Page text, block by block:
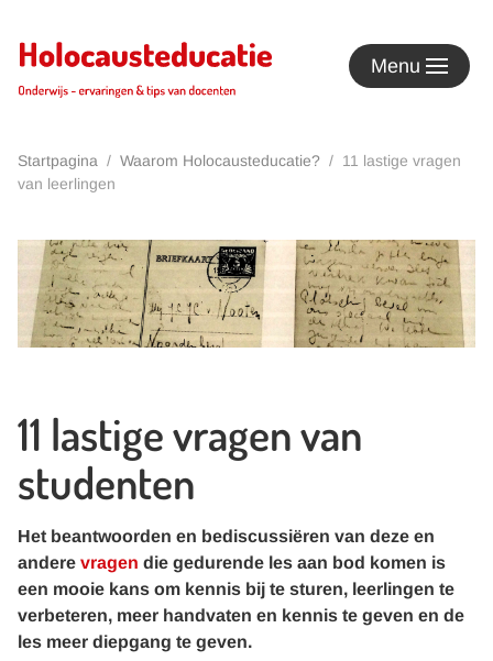
Terug naar hoofdinhoud Menu
Startpagina Waarom Holocausteducatie?
11 lastige vragen
van leerlingen
11 lastige vragen van
studenten
Het beantwoorden en bediscussiëren van deze en
andere vragen die gedurende les aan bod komen is
een mooie kans om kennis bij te sturen, leerlingen te
verbeteren, meer handvaten en kennis te geven en de
les meer diepgang te geven.